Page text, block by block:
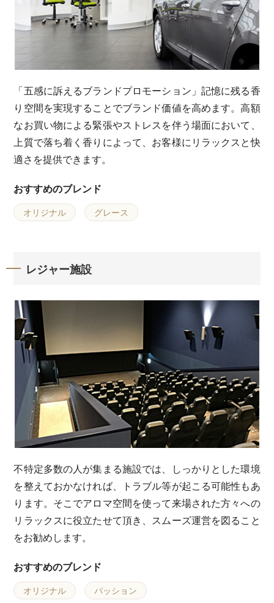
「五感に訴えるブランドプロモーション」記憶に残る香
り空間を実現することでブランド価値を高めます。高額
なお買い物による緊張やストレスを伴う場面において、
上質で落ち着く香りによって、お客様にリラックスと快
適さを提供できます。
おすすめのブレンド
オリジナル グレース
レジャー施設
不特定多数の人が集まる施設では、しっかりとした環境
を整えておかなければ、トラブル等が起こる可能性もあ
ります。そこでアロマ空間を使って来場された方々への
リラックスに役立たせて頂き、スムーズ運営を図ること
をお勧めします。
おすすめのブレンド
オリジナル パッション